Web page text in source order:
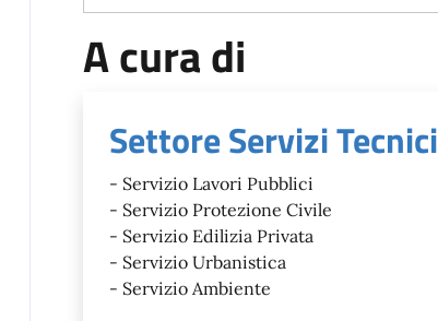
A cura di
Settore Servizi Tecnici
- Servizio Lavori Pubblici
- Servizio Protezione Civile
- Servizio Edilizia Privata
- Servizio Urbanistica
- Servizio Ambiente